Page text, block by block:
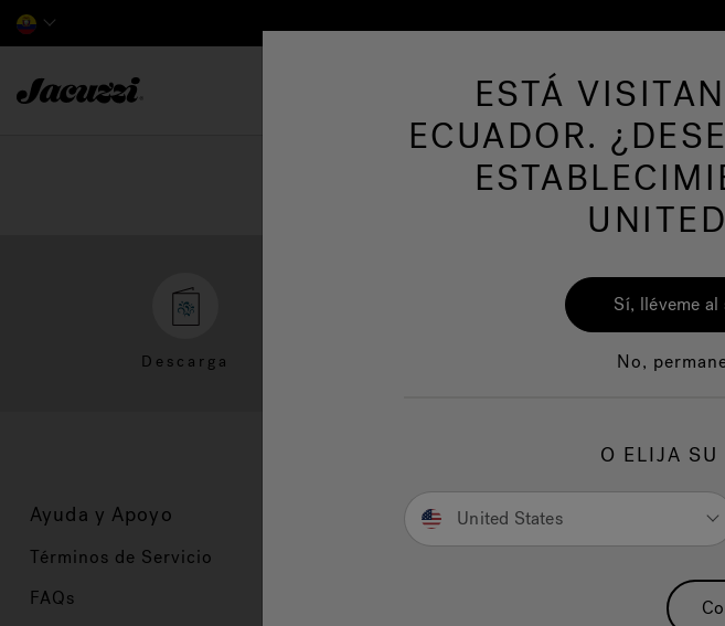
Descarga
Ayuda y Apoyo
Términos de Servicio
FAQs
Propietarios Nuestra Marca
Hidroterapia
ESTÁ
ECUADOR.
Sí, lléveme
No,
O ELIJA
United States